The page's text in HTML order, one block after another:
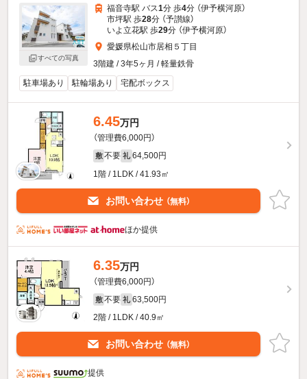
すべての写真
福音寺駅 バス1分 歩4分 （伊予横河原）
市坪駅 歩28分 （予讃線）
いよ立花駅 歩29分 （伊予横河原）
愛媛県松山市居相５丁目
3階建 / 3年5ヶ月 / 軽量鉄骨
駐車場あり
駐輪場あり 宅配ボックス
6.45万円
（管理費6,000円）
敷 不要 礼 64,500円
1階 / 1LDK / 41.93㎡
お問い合わせ （無料）
ほか提供
6.35万円
（管理費6,000円）
敷 不要 礼 63,500円
2階 / 1LDK / 40.9㎡
お問い合わせ （無料）
提供